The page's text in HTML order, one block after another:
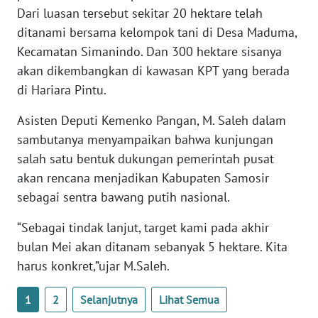
Dari luasan tersebut sekitar 20 hektare telah
ditanami bersama kelompok tani di Desa Maduma,
Kecamatan Simanindo. Dan 300 hektare sisanya
akan dikembangkan di kawasan KPT yang berada
di Hariara Pintu.
Asisten Deputi Kemenko Pangan, M. Saleh dalam
sambutanya menyampaikan bahwa kunjungan
salah satu bentuk dukungan pemerintah pusat
akan rencana menjadikan Kabupaten Samosir
sebagai sentra bawang putih nasional.
“Sebagai tindak lanjut, target kami pada akhir
bulan Mei akan ditanam sebanyak 5 hektare. Kita
harus konkret,”ujar M.Saleh.
1 2 Selanjutnya Lihat Semua
WN
SULSEL
WN
WN
SULUT
MALUKU
WN
MALUT
DAIRI